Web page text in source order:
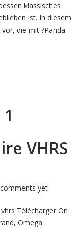
klassisches
ist. In diesem
die mit ?Panda
VHRS
yet
Télécharger On
Omega